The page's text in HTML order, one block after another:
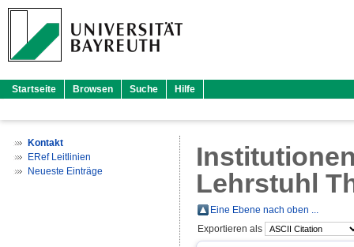
Startseite Browsen Suche Hilfe
Kontakt
ERef Leitlinien
Neueste Einträge
Lehrstuhl
Eine Ebene nach oben ...
Exportieren als